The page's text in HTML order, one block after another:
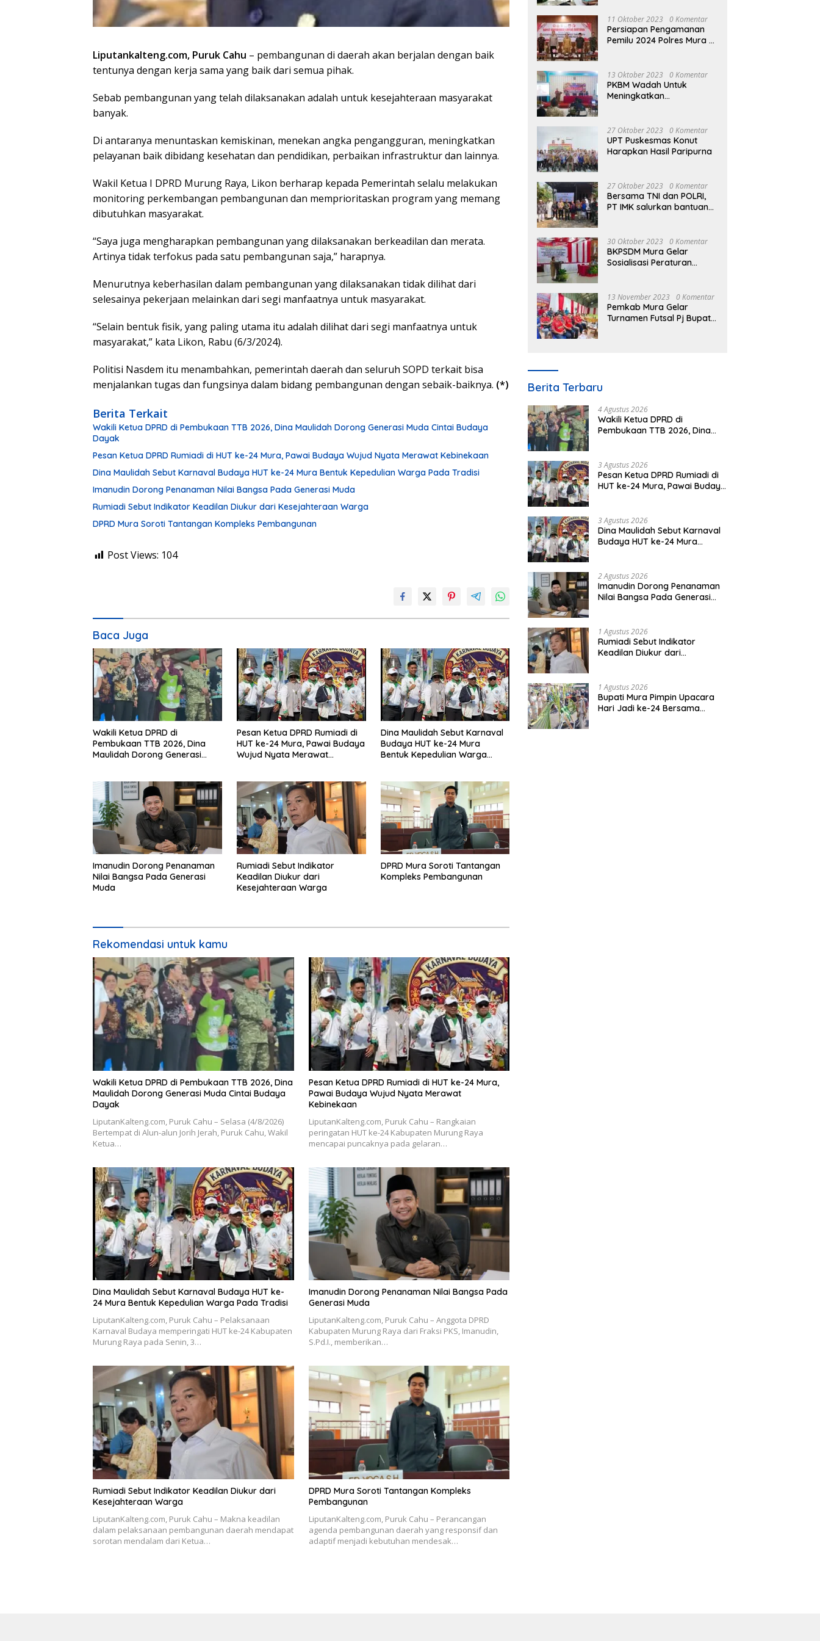
Liputankalteng.com, Puruk Cahu – pembangunan di daerah akan berjalan dengan baik
tentunya dengan kerja sama yang baik dari semua pihak.
Sebab pembangunan yang telah dilaksanakan adalah untuk kesejahteraan masyarakat
banyak.
Di antaranya menuntaskan kemiskinan, menekan angka pengangguran, meningkatkan
pelayanan baik dibidang kesehatan dan pendidikan, perbaikan infrastruktur dan lainnya.
Wakil Ketua I DPRD Murung Raya, Likon berharap kepada Pemerintah selalu melakukan
monitoring perkembangan pembangunan dan memprioritaskan program yang memang
dibutuhkan masyarakat.
“Saya juga mengharapkan pembangunan yang dilaksanakan berkeadilan dan merata.
Artinya tidak terfokus pada satu pembangunan saja,” harapnya.
Menurutnya keberhasilan dalam pembangunan yang dilaksanakan tidak dilihat dari
selesainya pekerjaan melainkan dari segi manfaatnya untuk masyarakat.
“Selain bentuk fisik, yang paling utama itu adalah dilihat dari segi manfaatnya untuk
masyarakat,” kata Likon, Rabu (6/3/2024).
Politisi Nasdem itu menambahkan, pemerintah daerah dan seluruh SOPD terkait bisa
menjalankan tugas dan fungsinya dalam bidang pembangunan dengan sebaik-baiknya. (*)
Berita Terkait
Wakili Ketua DPRD di Pembukaan TTB 2026, Dina Maulidah Dorong Generasi Muda Cintai Budaya
Dayak
Pesan Ketua DPRD Rumiadi di HUT ke-24 Mura, Pawai Budaya Wujud Nyata Merawat Kebinekaan
Dina Maulidah Sebut Karnaval Budaya HUT ke-24 Mura Bentuk Kepedulian Warga Pada Tradisi
Imanudin Dorong Penanaman Nilai Bangsa Pada Generasi Muda
Rumiadi Sebut Indikator Keadilan Diukur dari Kesejahteraan Warga
DPRD Mura Soroti Tantangan Kompleks Pembangunan
Post Views: 104
Baca Juga
Wakili Ketua DPRD di
Pembukaan TTB 2026, Dina
Maulidah Dorong Generasi
Pesan Ketua DPRD Rumiadi di
HUT ke-24 Mura, Pawai Budaya
Wujud Nyata Merawat
Dina Maulidah Sebut Karnaval
Budaya HUT ke-24 Mura
Bentuk Kepedulian Warga
Imanudin Dorong Penanaman
Nilai Bangsa Pada Generasi
Muda
Rumiadi Sebut Indikator
Keadilan Diukur dari
Kesejahteraan Warga
DPRD Mura Soroti Tantangan
Kompleks Pembangunan
Rekomendasi untuk kamu
Wakili Ketua DPRD di Pembukaan TTB 2026, Dina
Maulidah Dorong Generasi Muda Cintai Budaya
Dayak
LiputanKalteng.com, Puruk Cahu – Selasa (4/8/2026)
Bertempat di Alun-alun Jorih Jerah, Puruk Cahu, Wakil
Ketua…
Pesan Ketua DPRD Rumiadi di HUT ke-24 Mura,
Pawai Budaya Wujud Nyata Merawat
Kebinekaan
LiputanKalteng.com, Puruk Cahu – Rangkaian
peringatan HUT ke-24 Kabupaten Murung Raya
mencapai puncaknya pada gelaran…
Dina Maulidah Sebut Karnaval Budaya HUT ke-
24 Mura Bentuk Kepedulian Warga Pada Tradisi
LiputanKalteng.com, Puruk Cahu – Pelaksanaan
Karnaval Budaya memperingati HUT ke-24 Kabupaten
Murung Raya pada Senin, 3…
Imanudin Dorong Penanaman Nilai Bangsa Pada
Generasi Muda
LiputanKalteng.com, Puruk Cahu – Anggota DPRD
Kabupaten Murung Raya dari Fraksi PKS, Imanudin,
S.Pd.I., memberikan…
Rumiadi Sebut Indikator Keadilan Diukur dari
Kesejahteraan Warga
LiputanKalteng.com, Puruk Cahu – Makna keadilan
dalam pelaksanaan pembangunan daerah mendapat
sorotan mendalam dari Ketua…
DPRD Mura Soroti Tantangan Kompleks
Pembangunan
LiputanKalteng.com, Puruk Cahu – Perancangan
agenda pembangunan daerah yang responsif dan
adaptif menjadi kebutuhan mendesak…
Perubahan 2023
11 Oktober 2023 0 Komentar
Persiapan Pengamanan
Pemilu 2024 Polres Mura
13 Oktober 2023 0 Komentar
PKBM Wadah Untuk
Meningkatkan
Dalam Bidang Ekonomi
27 Oktober 2023 0 Komentar
UPT Puskesmas Konut
Harapkan Hasil Paripurna
27 Oktober 2023 0 Komentar
Bersama TNI dan POLRI,
PT IMK salurkan bantuan
30 Oktober 2023 0 Komentar
BKPSDM Mura Gelar
Sosialisasi Peraturan
13 November 2023 0 Komentar
Pemkab Mura Gelar
Turnamen Futsal Pj Bupati
Berita Terbaru
4 Agustus 2026
Wakili Ketua DPRD di
Pembukaan TTB 2026, Dina
3 Agustus 2026
Pesan Ketua DPRD Rumiadi di
HUT ke-24 Mura, Pawai Budaya
3 Agustus 2026
Dina Maulidah Sebut Karnaval
Budaya HUT ke-24 Mura
2 Agustus 2026
Imanudin Dorong Penanaman
Nilai Bangsa Pada Generasi
1 Agustus 2026
Rumiadi Sebut Indikator
Keadilan Diukur dari
1 Agustus 2026
Bupati Mura Pimpin Upacara
Hari Jadi ke-24 Bersama